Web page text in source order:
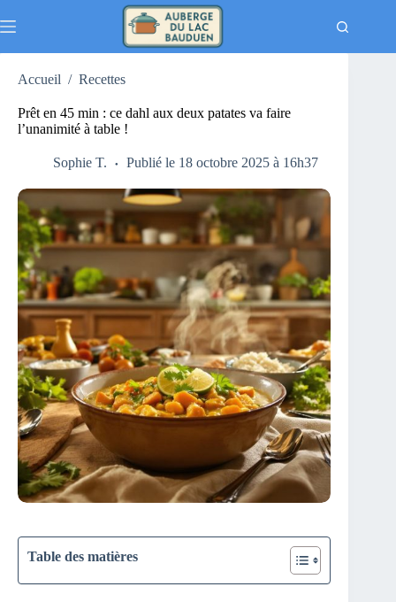
au
Accueil / Recettes
Prêt en 45 min : ce dahl aux deux patates va faire
l’unanimité à table !
Sophie T. Publié le 18 octobre 2025 à 16h37
Table des matières